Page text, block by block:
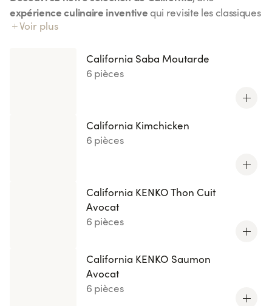
expérience culinaire inventive qui revisite les classiques
avec une touche de créativité. Du
saveurs équilibrées et surprenantes
créations originales, disponibles en éditions limitées ou
comme le saumon, le thon ou
une pause gourmande pleine de fraîcheur et
d’originalité. À tester sans modération !
Voir plus
California Saba Moutarde
6 pièces
California Kimchicken
6 pièces
California KENKO Thon Cuit
Avocat
6 pièces
California KENKO Saumon
Avocat
6 pièces